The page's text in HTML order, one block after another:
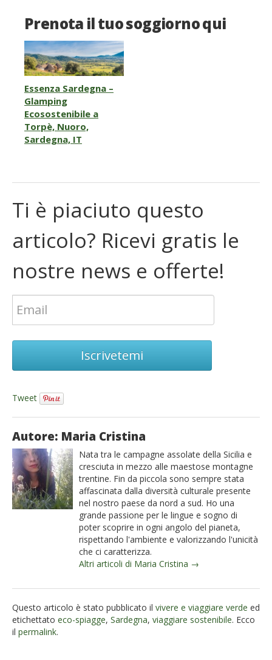
Prenota il tuo soggiorno qui
Essenza Sardegna –
Glamping
Ecosostenibile a
Torpè, Nuoro,
Sardegna, IT
Ti è piaciuto questo
articolo? Ricevi gratis le
nostre news e offerte!
Iscrivetemi
Tweet
Autore: Maria Cristina
Nata tra le campagne assolate della Sicilia e
cresciuta in mezzo alle maestose montagne
trentine. Fin da piccola sono sempre stata
affascinata dalla diversità culturale presente
nel nostro paese da nord a sud. Ho una
grande passione per le lingue e sogno di
poter scoprire in ogni angolo del pianeta,
rispettando l'ambiente e valorizzando l'unicità
che ci caratterizza.
Altri articoli di Maria Cristina →
Questo articolo è stato pubblicato il vivere e viaggiare verde ed
etichettato eco-spiagge, Sardegna, viaggiare sostenibile. Ecco
il permalink.